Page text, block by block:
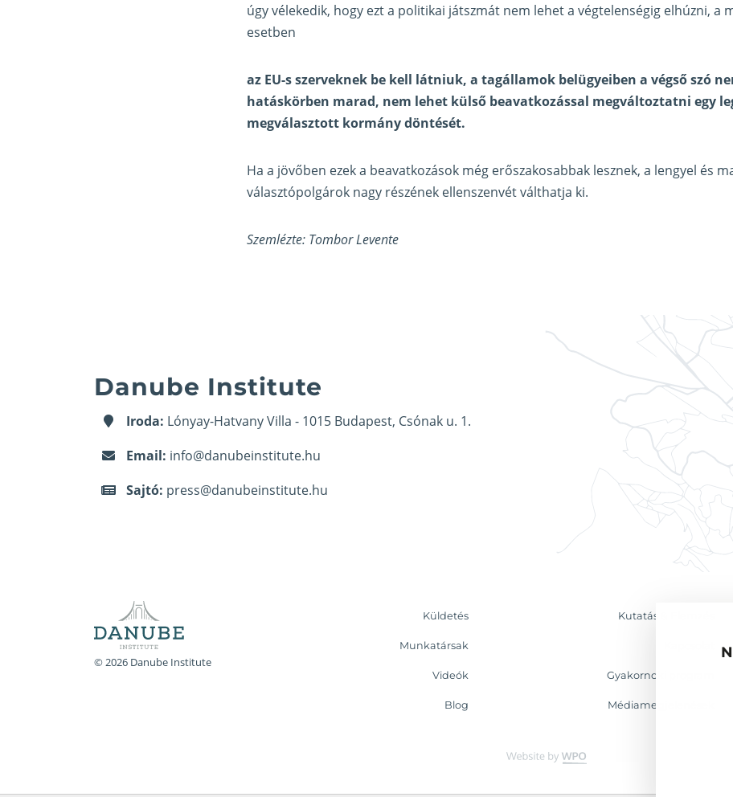
úgy vélekedik, hogy ezt a politikai játszmát nem lehet a végtelenségig elhúzni, a
esetben
az EU-s szerveknek be kell látniuk, a tagállamok belügyeiben a végső szó
hatáskörben marad, nem lehet külső beavatkozással megváltoztatni egy
megválasztott kormány döntését.
Ha a jövőben ezek a beavatkozások még erőszakosabbak lesznek, a lengyel és
választópolgárok nagy részének ellenszenvét válthatja ki.
Szemlézte: Tombor Levente
Danube Institute
Iroda: Lónyay-Hatvany Villa - 1015 Budapest, Csónak u. 1.
Email: info@danubeinstitute.hu
Sajtó: press@danubeinstitute.hu
© 2026 Danube Institute
Küldetés Kutatás & Elemzés
Munkatársak
Videók Gyakornoki program
Blog Médiamegjelenések